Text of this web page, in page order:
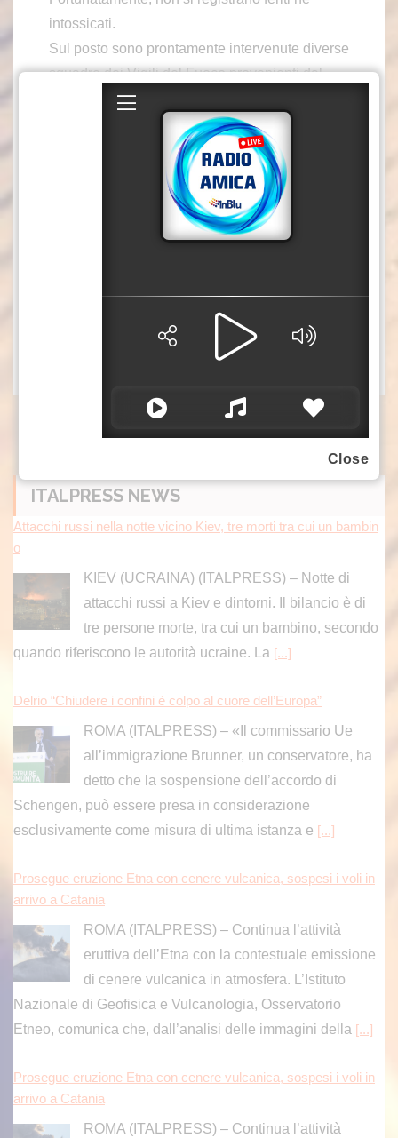
intossicati.
Sul posto sono prontamente intervenute diverse
squadre dei Vigili del Fuoco provenienti dal
Comando di Cosenza – sede centrale e
distaccamento di Paola – nonché dal Comando
di Catanzaro, distaccamento di Lamezia Terme.
Le operazioni di spegnimento e messa in
sicurezza dell’area si sono protratte per diverse
Sono in corso le indagini per accertare le cause
L’articoloCampora San Giovanni, per incendio eva
cuata una palazzina a scopo precauzionale
ITALPRESS NEWS
Attacchi russi nella notte vicino Kiev, tre morti tra cui un bambin
o
KIEV (UCRAINA) (ITALPRESS) – Notte di
attacchi russi a Kiev e dintorni. Il bilancio è di
tre persone morte, tra cui un bambino, secondo
quando riferiscono le autorità ucraine. La [...]
Delrio “Chiudere i confini è colpo al cuore dell’Europa”
ROMA (ITALPRESS) – «Il commissario Ue
all’immigrazione Brunner, un conservatore, ha
detto che la sospensione dell’accordo di
Schengen, può essere presa in considerazione
esclusivamente come misura di ultima istanza e [...]
Prosegue eruzione Etna con cenere vulcanica, sospesi i voli in
arrivo a Catania
ROMA (ITALPRESS) – Continua l’attività
eruttiva dell’Etna con la contestuale emissione
di cenere vulcanica in atmosfera. L’Istituto
Nazionale di Geofisica e Vulcanologia, Osservatorio
Etneo, comunica che, dall’analisi delle immagini della [...]
Prosegue eruzione Etna con cenere vulcanica, sospesi i voli in
arrivo a Catania
ROMA (ITALPRESS) – Continua l’attività
Close